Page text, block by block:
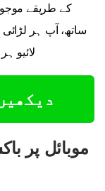
کے طریقے
ساتھ، آپ ہر
لائیو
موبائل پر